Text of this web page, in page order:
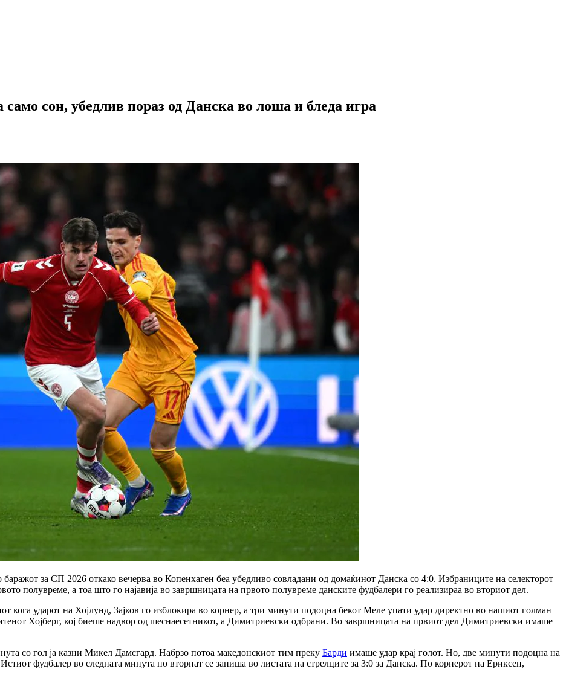
сон, убедлив пораз од Данска во лоша и бледа игра
за СП 2026 откако вечерва во Копенхаген беа убедливо совладани од домаќинот Данска со 4:0. Избраниците на селекторот
полувреме, а тоа што го најавија во завршницата на првото полувреме данските фудбалери го реализираа во вториот дел.
кога ударот на Хојлунд, Зајков го изблокира во корнер, а три минути подоцна бекот Меле упати удар директно во нашиот голман
Хојберг, кој биеше надвор од шеснаесетникот, а Димитриевски одбрани. Во завршницата на првиот дел Димитриевски имаше
со гол ја казни Микел Дамсгард. Набрзо потоа македонскиот тим преку Барди имаше удар крај голот. Но, две минути подоцна на
фудбалер во следната минута по вторпат се запиша во листата на стрелците за 3:0 за Данска. По корнерот на Ериксен,